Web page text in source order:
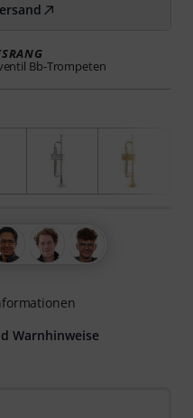
Bb-Trompeten
Warnhinweise